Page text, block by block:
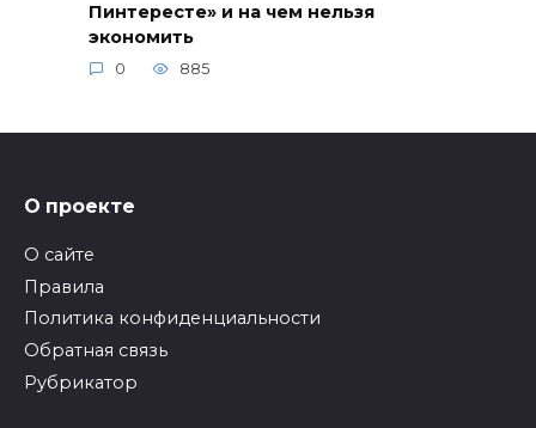
Пинтересте» и на чем нельзя
экономить
0 885
О проекте
О сайте
Правила
Политика конфиденциальности
Обратная связь
Рубрикатор